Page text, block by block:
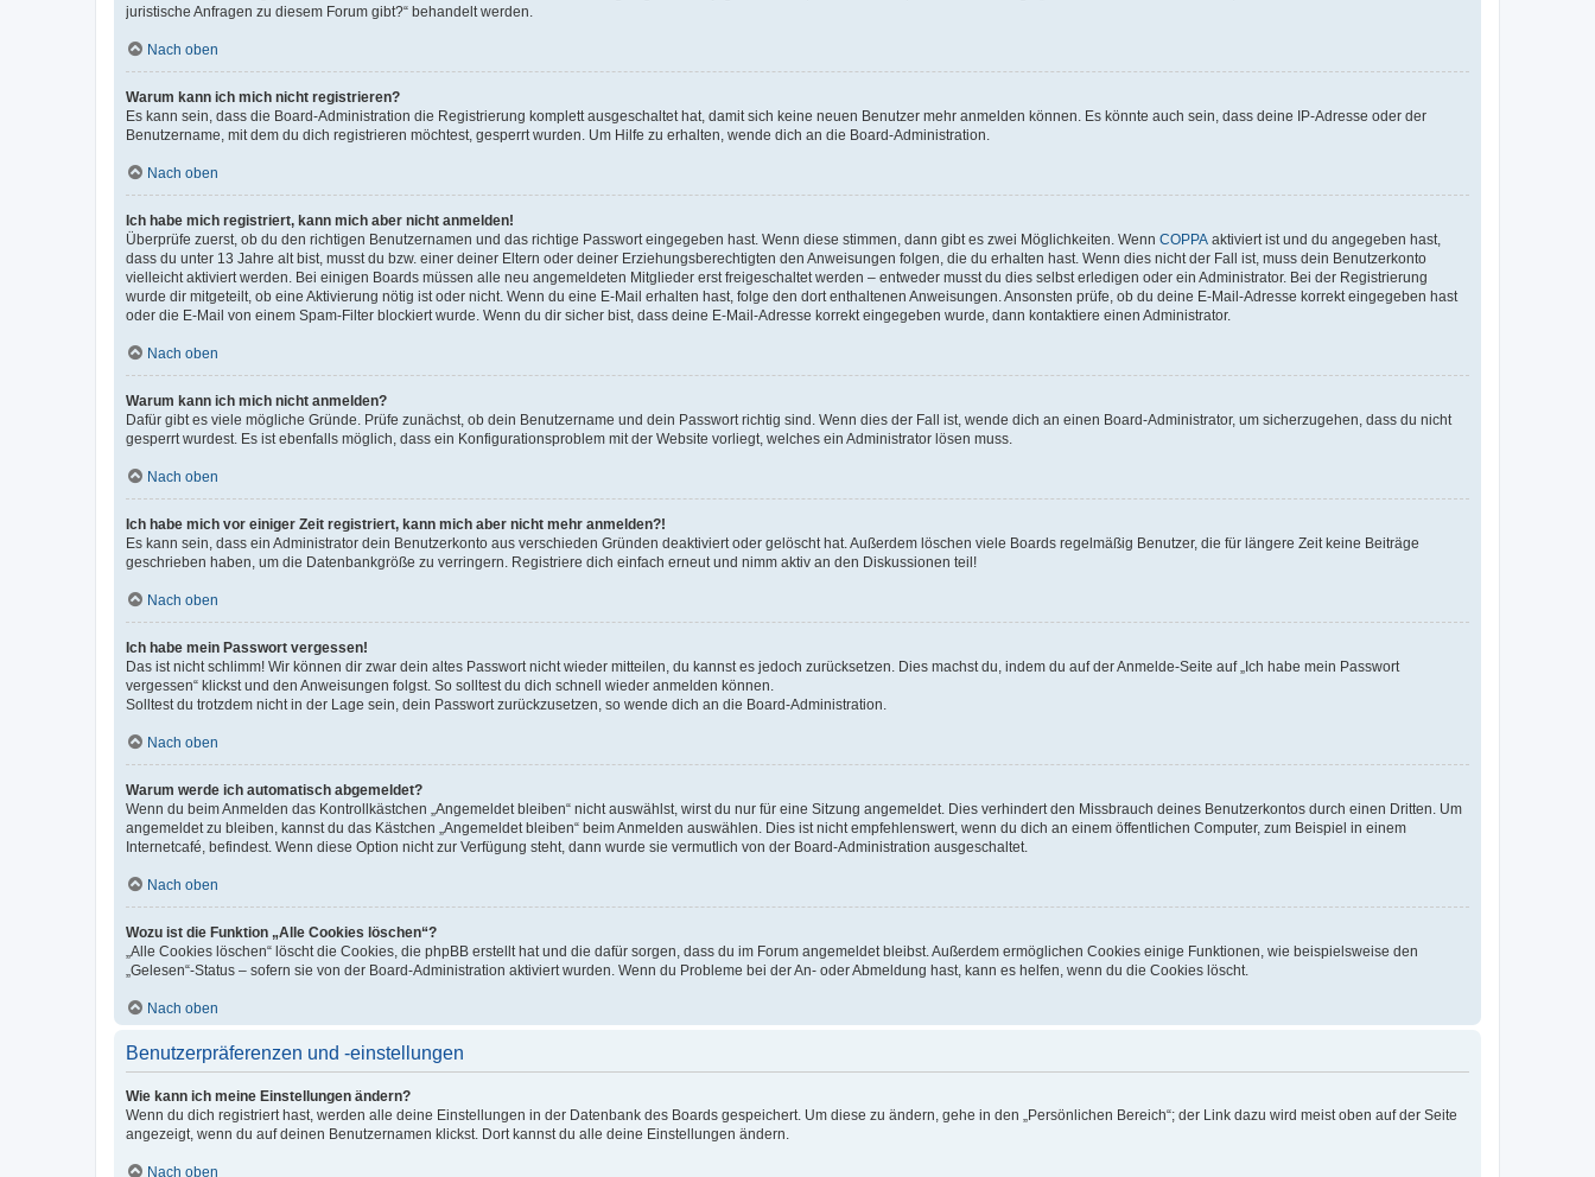
juristische Anfragen zu diesem Forum gibt?“ behandelt werden.
Nach oben
Warum kann ich mich nicht registrieren?
Es kann sein, dass die Board-Administration die Registrierung komplett ausgeschaltet hat, damit sich keine neuen Benutzer mehr anmelden können. Es könnte auch sein, dass deine IP-Adresse oder der
Benutzername, mit dem du dich registrieren möchtest, gesperrt wurden. Um Hilfe zu erhalten, wende dich an die Board-Administration.
Nach oben
Ich habe mich registriert, kann mich aber nicht anmelden!
Überprüfe zuerst, ob du den richtigen Benutzernamen und das richtige Passwort eingegeben hast. Wenn diese stimmen, dann gibt es zwei Möglichkeiten. Wenn COPPA aktiviert ist und du angegeben hast,
dass du unter 13 Jahre alt bist, musst du bzw. einer deiner Eltern oder deiner Erziehungsberechtigten den Anweisungen folgen, die du erhalten hast. Wenn dies nicht der Fall ist, muss dein Benutzerkonto
vielleicht aktiviert werden. Bei einigen Boards müssen alle neu angemeldeten Mitglieder erst freigeschaltet werden – entweder musst du dies selbst erledigen oder ein Administrator. Bei der Registrierung
wurde dir mitgeteilt, ob eine Aktivierung nötig ist oder nicht. Wenn du eine E-Mail erhalten hast, folge den dort enthaltenen Anweisungen. Ansonsten prüfe, ob du deine E-Mail-Adresse korrekt eingegeben hast
oder die E-Mail von einem Spam-Filter blockiert wurde. Wenn du dir sicher bist, dass deine E-Mail-Adresse korrekt eingegeben wurde, dann kontaktiere einen Administrator.
Nach oben
Warum kann ich mich nicht anmelden?
Dafür gibt es viele mögliche Gründe. Prüfe zunächst, ob dein Benutzername und dein Passwort richtig sind. Wenn dies der Fall ist, wende dich an einen Board-Administrator, um sicherzugehen, dass du nicht
gesperrt wurdest. Es ist ebenfalls möglich, dass ein Konfigurationsproblem mit der Website vorliegt, welches ein Administrator lösen muss.
Nach oben
Ich habe mich vor einiger Zeit registriert, kann mich aber nicht mehr anmelden?!
Es kann sein, dass ein Administrator dein Benutzerkonto aus verschieden Gründen deaktiviert oder gelöscht hat. Außerdem löschen viele Boards regelmäßig Benutzer, die für längere Zeit keine Beiträge
geschrieben haben, um die Datenbankgröße zu verringern. Registriere dich einfach erneut und nimm aktiv an den Diskussionen teil!
Nach oben
Ich habe mein Passwort vergessen!
Das ist nicht schlimm! Wir können dir zwar dein altes Passwort nicht wieder mitteilen, du kannst es jedoch zurücksetzen. Dies machst du, indem du auf der Anmelde-Seite auf „Ich habe mein Passwort
vergessen“ klickst und den Anweisungen folgst. So solltest du dich schnell wieder anmelden können.
Solltest du trotzdem nicht in der Lage sein, dein Passwort zurückzusetzen, so wende dich an die Board-Administration.
Nach oben
Warum werde ich automatisch abgemeldet?
Wenn du beim Anmelden das Kontrollkästchen „Angemeldet bleiben“ nicht auswählst, wirst du nur für eine Sitzung angemeldet. Dies verhindert den Missbrauch deines Benutzerkontos durch einen Dritten. Um
angemeldet zu bleiben, kannst du das Kästchen „Angemeldet bleiben“ beim Anmelden auswählen. Dies ist nicht empfehlenswert, wenn du dich an einem öffentlichen Computer, zum Beispiel in einem
Internetcafé, befindest. Wenn diese Option nicht zur Verfügung steht, dann wurde sie vermutlich von der Board-Administration ausgeschaltet.
Nach oben
Wozu ist die Funktion „Alle Cookies löschen“?
„Alle Cookies löschen“ löscht die Cookies, die phpBB erstellt hat und die dafür sorgen, dass du im Forum angemeldet bleibst. Außerdem ermöglichen Cookies einige Funktionen, wie beispielsweise den
„Gelesen“-Status – sofern sie von der Board-Administration aktiviert wurden. Wenn du Probleme bei der An- oder Abmeldung hast, kann es helfen, wenn du die Cookies löscht.
Nach oben
Benutzerpräferenzen und -einstellungen
Wie kann ich meine Einstellungen ändern?
Wenn du dich registriert hast, werden alle deine Einstellungen in der Datenbank des Boards gespeichert. Um diese zu ändern, gehe in den „Persönlichen Bereich“; der Link dazu wird meist oben auf der Seite
angezeigt, wenn du auf deinen Benutzernamen klickst. Dort kannst du alle deine Einstellungen ändern.
Nach oben